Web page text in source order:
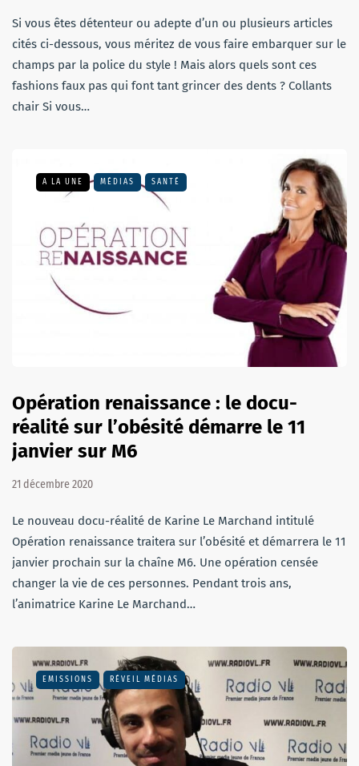
Si vous êtes détenteur ou adepte d’un ou plusieurs articles
cités ci-dessous, vous méritez de vous faire embarquer sur le
champs par la police du style ! Mais alors quels sont ces
fashions faux pas qui font tant grincer des dents ? Collants
chair Si vous…
A LA UNE MÉDIAS SANTÉ
Opération renaissance : le docu-
réalité sur l’obésité démarre le 11
janvier sur M6
21 décembre 2020
Le nouveau docu-réalité de Karine Le Marchand intitulé
Opération renaissance traitera sur l’obésité et démarrera le 11
janvier prochain sur la chaîne M6. Une opération censée
changer la vie de ces personnes. Pendant trois ans,
l’animatrice Karine Le Marchand…
EMISSIONS RÉVEIL MÉDIAS